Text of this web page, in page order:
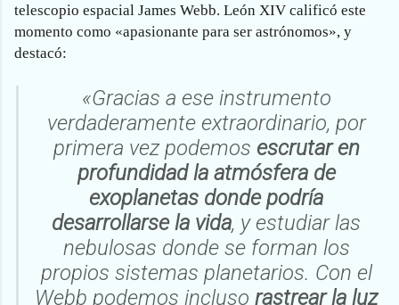
telescopio espacial James Webb. León XIV calificó este
momento como «apasionante para ser astrónomos», y
destacó:
«Gracias a ese instrumento
verdaderamente extraordinario, por
primera vez podemos escrutar en
profundidad la atmósfera de
exoplanetas donde podría
desarrollarse la vida, y estudiar las
nebulosas donde se forman los
propios sistemas planetarios. Con el
Webb podemos incluso rastrear la luz